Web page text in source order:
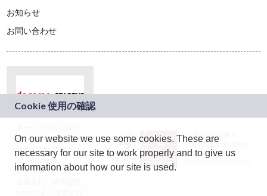
お知らせ
お問い合わせ
ドコモグループの新
規事業創出プログラ
ム「docomo
STARTUP」を通じて
JASRAC許諾番号：
9024936001Y45037
JASRAC許諾番号：
On our website we use some cookies. These are
necessary for our site to work properly and to give us
information about how our site is used.